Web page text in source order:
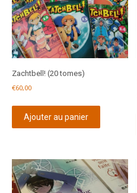
Zachtbell! (20 tomes)
€60,00
Ajouter au panier